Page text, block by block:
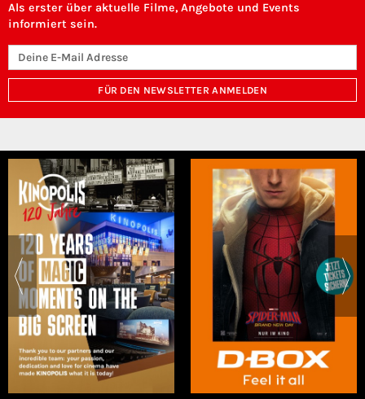
Als erster über aktuelle Filme, Angebote und Events
informiert sein.
FÜR DEN NEWSLETTER ANMELDEN